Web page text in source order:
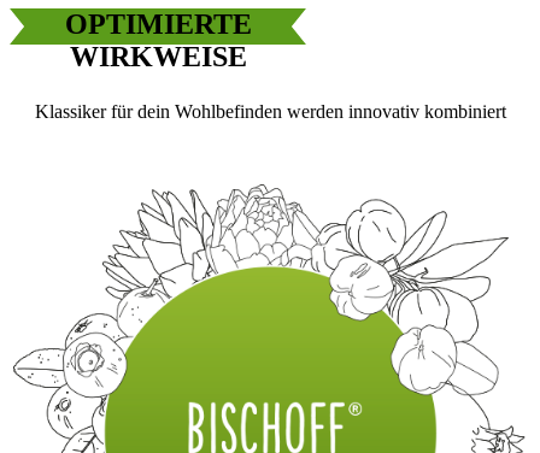
OPTIMIERTE
WIRKWEISE
Klassiker für dein Wohlbefinden werden innovativ kombiniert